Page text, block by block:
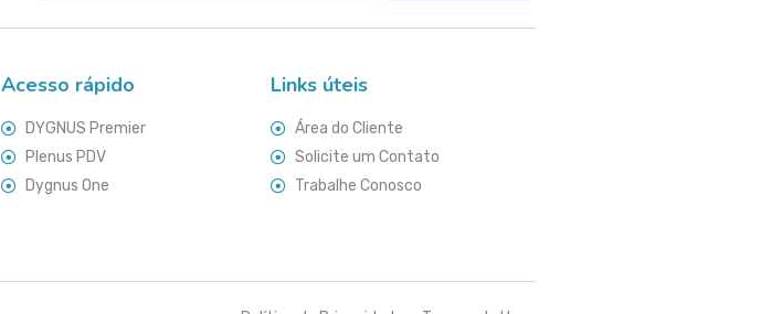
Acesso rápido
DYGNUS Premier
Plenus PDV
Dygnus One
Links úteis
Área do Cliente
Solicite um Contato
Trabalhe Conosco